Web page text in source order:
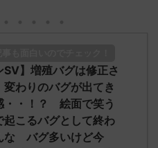
NwUu)
エクスレ
いから助かる 名
名無しさん、君に
b524-NwUu)
2023/06/
え忘れたガ
たラウドボ
しさん0624
SV】増殖バグは修正さ
変わりのバグが出てき
・・！？ 絵面で笑う
起こるバグとして終わ
な バグ多いけど今